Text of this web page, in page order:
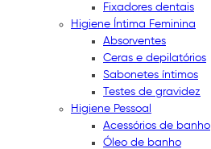
Fixadores dentais
Higiene Íntima Feminina
Absorventes
Ceras e depilatórios
Sabonetes íntimos
Testes de gravidez
Higiene Pessoal
Acessórios de banho
Óleo de banho